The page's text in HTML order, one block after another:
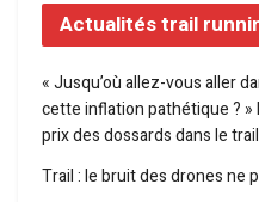
Actualités trail
« Jusqu’où allez-vous aller
cette inflation pathétique ? »
prix des dossards dans le trail
Trail : le bruit des drones ne